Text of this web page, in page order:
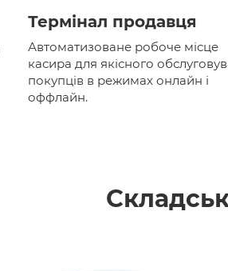
Термінал продавця
Автоматизоване робоче місце
касира для якісного
покупців в режимах онлайн і
оффлайн.